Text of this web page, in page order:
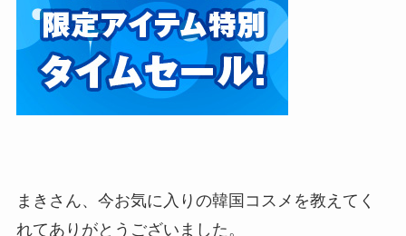
まきさん、今お気に入りの韓国コスメを教えてく
れてありがとうございました。